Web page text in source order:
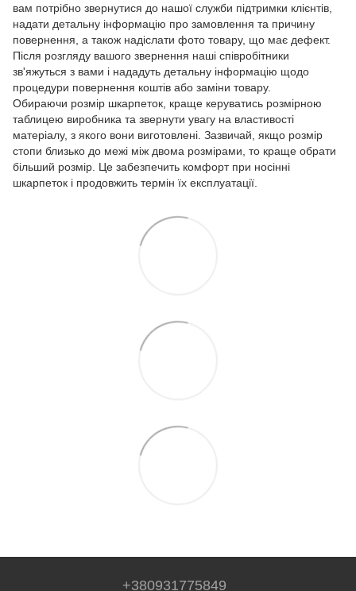
вам потрібно звернутися до нашої служби підтримки клієнтів,
надати детальну інформацію про замовлення та причину
повернення, а також надіслати фото товару, що має дефект.
Після розгляду вашого звернення наші співробітники
зв'яжуться з вами і нададуть детальну інформацію щодо
процедури повернення коштів або заміни товару.
Обираючи розмір шкарпеток, краще керуватись розмірною
таблицею виробника та звернути увагу на властивості
матеріалу, з якого вони виготовлені. Зазвичай, якщо розмір
стопи близько до межі між двома розмірами, то краще обрати
більший розмір. Це забезпечить комфорт при носінні
шкарпеток і продовжить термін їх експлуатації.
+380931775849